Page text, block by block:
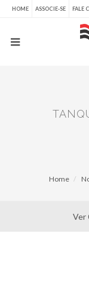
HOME ASSOCIE-SE FALE
Home
Ver